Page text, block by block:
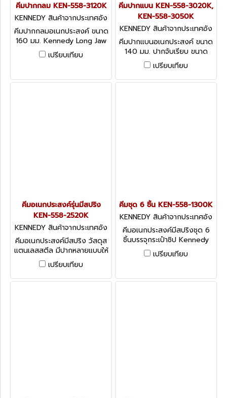
คีมปากกลม KEN-558-3120K
KENNEDY สินค้าจากประเทศอัง
กฤษ-1
คีมปากกลมอเนกประสงค์ ขนาด
160 มม. Kennedy Long Jaw
Round Nose Pliers
เปรียบเทียบ
คีมปากแบน KEN-558-3020K,
KEN-558-3050K
KENNEDY สินค้าจากประเทศอัง
กฤษ-2
คีมปากแบนอเนกประสงค์ ขนาด
140 มม. ปากจับเรียบ ขนาด
160 มม. ปากจับหยัก Kennedy
Flat Nose Pliers
เปรียบเทียบ
คีมอเนกประสงค์รุ่นมีสปริง
KEN-558-2520K
KENNEDY สินค้าจากประเทศอัง
กฤษ-1
คีมอเนกประสงค์มีสปริง วัสดุส
แตนเลสสตีล มีปากหลายแบบให้
เลือก Kennedy Stainless
Steel Pliers & Cutters
เปรียบเทียบ
คีมชุด 6 ชิ้น KEN-558-1300K
KENNEDY สินค้าจากประเทศอัง
กฤษ-1
คีมอเนกประสงค์มีสปริงชุด 6
ชิ้นบรรจุกระเป๋าซิป Kennedy
Pro-Torq Miniature Pliers -
Set of 6 Pieces
เปรียบเทียบ